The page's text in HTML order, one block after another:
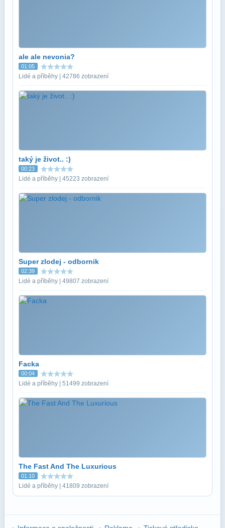
ale ale nevonia?
01:05
Lidé a příběhy | 42786 zobrazení
taký je život.. :)
00:23
Lidé a příběhy | 45223 zobrazení
Super zlodej - odbornik
02:39
Lidé a příběhy | 49807 zobrazení
Facka
00:04
Lidé a příběhy | 51499 zobrazení
The Fast And The Luxurious
01:10
Lidé a příběhy | 41809 zobrazení